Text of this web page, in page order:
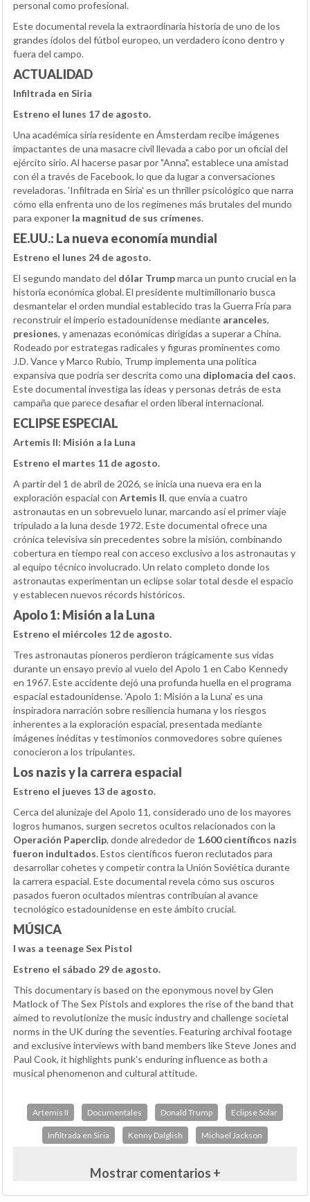
personal como profesional.
Este documental revela la extraordinaria historia de uno de los
grandes ídolos del fútbol europeo, un verdadero icono dentro y
fuera del campo.
ACTUALIDAD
Infiltrada en Siria
Estreno el lunes 17 de agosto.
Una académica siria residente en Ámsterdam recibe imágenes
impactantes de una masacre civil llevada a cabo por un oficial del
ejército sirio. Al hacerse pasar por "Anna", establece una amistad
con él a través de Facebook, lo que da lugar a conversaciones
reveladoras. 'Infiltrada en Siria' es un thriller psicológico que narra
cómo ella enfrenta uno de los regímenes más brutales del mundo
para exponer la magnitud de sus crímenes.
EE.UU.: La nueva economía mundial
Estreno el lunes 24 de agosto.
El segundo mandato del dólar Trumpmarca un punto crucial en la
historia económica global. El presidente multimillonario busca
desmantelar el orden mundial establecido tras la Guerra Fría para
reconstruir el imperio estadounidense mediante aranceles,
presiones, y amenazas económicas dirigidas a superar a China.
Rodeado por estrategas radicales y figuras prominentes como
J.D. Vance y Marco Rubio, Trump implementa una política
expansiva que podría ser descrita como una diplomacia del caos.
Este documental investiga las ideas y personas detrás de esta
campaña que parece desafiar el orden liberal internacional.
ECLIPSE ESPECIAL
Artemis II: Misión a la Luna
Estreno el martes 11 de agosto.
A partir del 1 de abril de 2026, se inicia una nueva era en la
exploración espacial con Artemis II, que envía a cuatro
astronautas en un sobrevuelo lunar, marcando así el primer viaje
tripulado a la luna desde 1972. Este documental ofrece una
crónica televisiva sin precedentes sobre la misión, combinando
cobertura en tiempo real con acceso exclusivo a los astronautas y
al equipo técnico involucrado. Un relato completo donde los
astronautas experimentan un eclipse solar total desde el espacio
y establecen nuevos récords históricos.
Apolo 1: Misión a la Luna
Estreno el miércoles 12 de agosto.
Tres astronautas pioneros perdieron trágicamente sus vidas
durante un ensayo previo al vuelo del Apolo 1 en Cabo Kennedy
en 1967. Este accidente dejó una profunda huella en el programa
espacial estadounidense. 'Apolo 1: Misión a la Luna' es una
inspiradora narración sobre resiliencia humana y los riesgos
inherentes a la exploración espacial, presentada mediante
imágenes inéditas y testimonios conmovedores sobre quienes
conocieron a los tripulantes.
Los nazis y la carrera espacial
Estreno el jueves 13 de agosto.
Cerca del alunizaje del Apolo 11, considerado uno de los mayores
logros humanos, surgen secretos ocultos relacionados con la
Operación Paperclip, donde alrededor de 1.600 científicos nazis
fueron indultados. Estos científicos fueron reclutados para
desarrollar cohetes y competir contra la Unión Soviética durante
la carrera espacial. Este documental revela cómo sus oscuros
pasados fueron ocultados mientras contribuían al avance
tecnológico estadounidense en este ámbito crucial.
MÚSICA
I was a teenage Sex Pistol
Estreno el sábado 29 de agosto.
This documentary is based on the eponymous novel by Glen
Matlock of The Sex Pistols and explores the rise of the band that
aimed to revolutionize the music industry and challenge societal
norms in the UK during the seventies. Featuring archival footage
and exclusive interviews with band members like Steve Jones and
Paul Cook, it highlights punk's enduring influence as both a
musical phenomenon and cultural attitude.
Artemis II Documentales Donald Trump Eclipse Solar
Infiltrada en Siria Kenny Dalglish Michael Jackson
Mostrar comentarios +